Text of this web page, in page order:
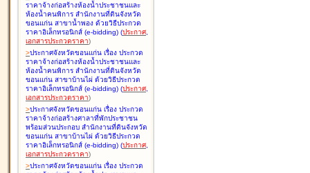
ราคาจ้างก่อสร้างห้องน้ำประชาชนและ
ห้องน้ำคนพิการ สำนักงานที่ดินจังหวัด
ขอนแก่น สาขาน้ำพอง ด้วยวิธีประกวด
ราคาอิเล็กทรอนิกส์ (e-bidding) (ประกาศ,
เอกสารประกวดราคา)
>ประกาศจังหวัดขอนแก่น เรื่อง ประกวด
ราคาจ้างก่อสร้างห้องน้ำประชาชนและ
ห้องน้ำคนพิการ สำนักงานที่ดินจังหวัด
ขอนแก่น สาขาบ้านไผ่ ด้วยวิธีประกวด
ราคาอิเล็กทรอนิกส์ (e-bidding) (ประกาศ,
เอกสารประกวดราคา)
>ประกาศจังหวัดขอนแก่น เรื่อง ประกวด
ราคาจ้างก่อสร้างศาลาที่พักประชาชน
พร้อมส่วนประกอบ สำนักงานที่ดินจังหวัด
ขอนแก่น สาขาบ้านไผ่ ด้วยวิธีประกวด
ราคาอิเล็กทรอนิกส์ (e-bidding) (ประกาศ,
เอกสารประกวดราคา)
>ประกาศจังหวัดขอนแก่น เรื่อง ประกวด